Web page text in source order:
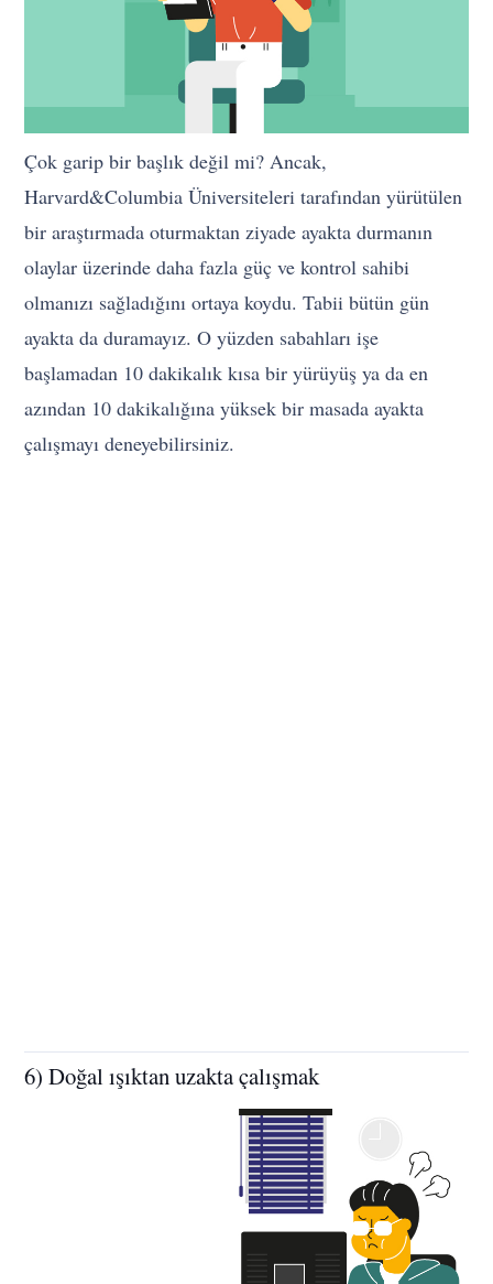
Çok garip bir başlık değil mi? Ancak,
Harvard&Columbia Üniversiteleri tarafından yürütülen
bir araştırmada oturmaktan ziyade ayakta durmanın
olaylar üzerinde daha fazla güç ve kontrol sahibi
olmanızı sağladığını ortaya koydu. Tabii bütün gün
ayakta da duramayız. O yüzden sabahları işe
başlamadan 10 dakikalık kısa bir yürüyüş ya da en
azından 10 dakikalığına yüksek bir masada ayakta
çalışmayı deneyebilirsiniz.
6) Doğal ışıktan uzakta çalışmak